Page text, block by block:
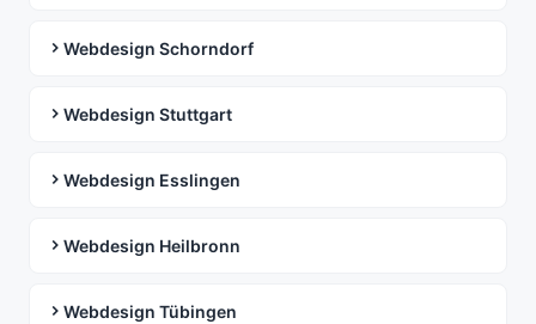
Webdesign Schorndorf
Webdesign Stuttgart
Webdesign Esslingen
Webdesign Heilbronn
Webdesign Tübingen